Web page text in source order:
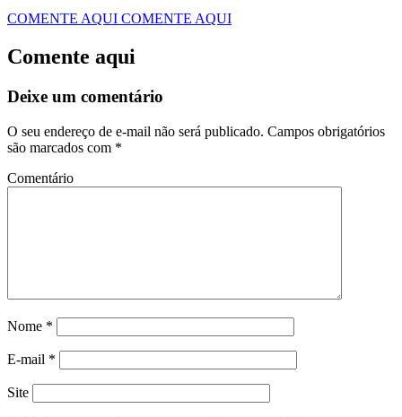
COMENTE AQUI COMENTE AQUI
Comente aqui
Deixe um comentário
O seu endereço de e-mail não será publicado. Campos obrigatórios
são marcados com *
Comentário
Nome *
E-mail *
Site